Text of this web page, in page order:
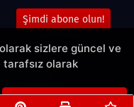
Şimdi abone olun!
reserved.
sizlere güncel ve
tarafsız olarak
Çerezleri Kabul Et